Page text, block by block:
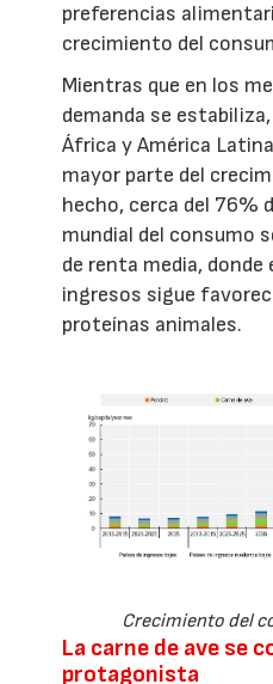
preferencias
crecimiento del
Mientras que en los
demanda se
África y América
mayor parte del
hecho, cerca del 76%
mundial del consumo
de renta media, donde
ingresos sigue
proteínas animales.
Crecimiento del
La carne de ave se
protagonista